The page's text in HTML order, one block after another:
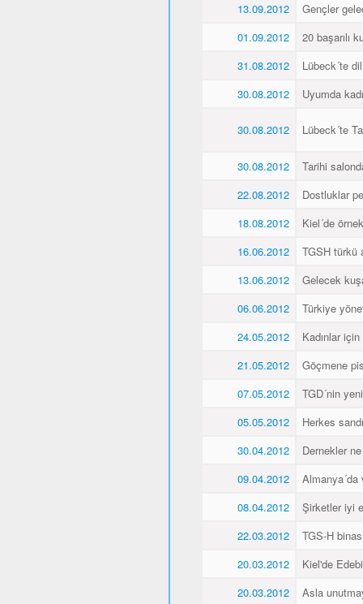
13.09.2012
Gençler
01.09.2012
20 başarılı
31.08.2012
Lübeck´te
30.08.2012
Uyumda
30.08.2012 Lübeck´te
30.08.2012
Tarihi
22.08.2012
Dostluklar
18.08.2012
Kiel´de
16.06.2012
TGSH türkü
13.06.2012
Gelecek
06.06.2012
Türkiye
24.05.2012
Kadınlar
21.05.2012
Göçmene
07.05.2012
TGD´nin
05.05.2012
Herkes
30.04.2012
Dernekler
09.04.2012
Almanya´da
08.04.2012
Şirketler iyi
22.03.2012
TGS-H
20.03.2012
Kiel'de
20.03.2012
Asla